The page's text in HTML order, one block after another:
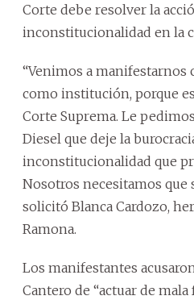
Corte debe resolver la
inconstitucionalidad en la
“Venimos a manifestarnos
como institución, porque
Corte Suprema. Le
Diesel que deje la
inconstitucionalidad que
Nosotros necesitamos que
solicitó Blanca Cardozo,
Ramona.
Los manifestantes
Cantero de “actuar de